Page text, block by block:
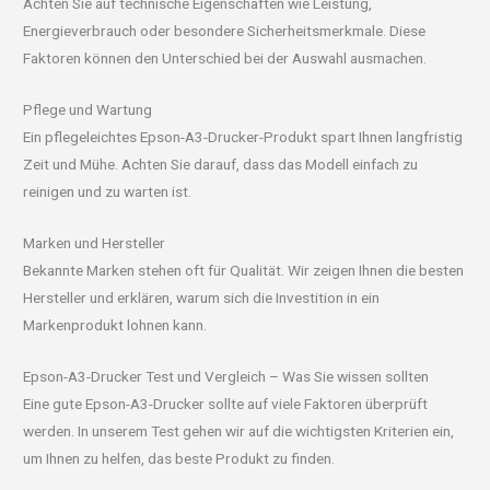
Achten Sie auf technische Eigenschaften wie Leistung,
Energieverbrauch oder besondere Sicherheitsmerkmale. Diese
Faktoren können den Unterschied bei der Auswahl ausmachen.
Pflege und Wartung
Ein pflegeleichtes Epson-A3-Drucker-Produkt spart Ihnen langfristig
Zeit und Mühe. Achten Sie darauf, dass das Modell einfach zu
reinigen und zu warten ist.
Marken und Hersteller
Bekannte Marken stehen oft für Qualität. Wir zeigen Ihnen die besten
Hersteller und erklären, warum sich die Investition in ein
Markenprodukt lohnen kann.
Epson-A3-Drucker Test und Vergleich – Was Sie wissen sollten
Eine gute Epson-A3-Drucker sollte auf viele Faktoren überprüft
werden. In unserem Test gehen wir auf die wichtigsten Kriterien ein,
um Ihnen zu helfen, das beste Produkt zu finden.